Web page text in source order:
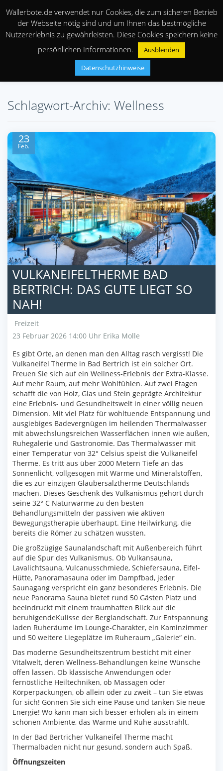
Schlagwort-Archiv: Wellness
23
Feb.
VULKANEIFELTHERME BAD
BERTRICH: DAS GUTE LIEGT SO
NAH!
Freizeit
23 Februar 2026 14:00 Uhr Erika Molle
Es gibt Orte, an denen man den Alltag rasch vergisst! Die
Vulkaneifel Therme in Bad Bertrich ist ein solcher Ort.
Freuen Sie sich auf ein Wellness-Erlebnis der Extra-Klasse.
Auf mehr Raum, auf mehr Wohlfühlen. Auf zwei Etagen
schafft die von Holz, Glas und Stein geprägte Architektur
eine Erlebnis- und Gesundheitswelt in einer völlig neuen
Dimension. Mit viel Platz für wohltuende Entspannung und
ausgiebiges Badevergnügen im heilenden Thermalwasser
mit abwechslungsreichen Wasserflächen innen wie außen,
Ruhegalerie und Gastronomie. Das Thermalwasser mit
einer Temperatur von 32° Celsius speist die Vulkaneifel
Therme. Es tritt aus über 2000 Metern Tiefe an das
Sonnenlicht, vollgesogen mit Wärme und Mineralstoffen,
die es zur einzigen Glaubersalztherme Deutschlands
machen. Dieses Geschenk des Vulkanismus gehört durch
seine 32° C Naturwärme zu den besten
Behandlungsmitteln der passiven wie aktiven
Bewegungstherapie überhaupt. Eine Heilwirkung, die
bereits die Römer zu schätzen wussten.
Die großzügige Saunalandschaft mit Außenbereich führt
auf die Spur des Vulkanismus. Ob Vulkansauna,
Lavalichtsauna, Vulcanusschmiede, Schiefersauna, Eifel-
Hütte, Panoramasauna oder im Dampfbad, jeder
Saunagang verspricht ein ganz besonderes Erlebnis. Die
neue Panorama Sauna bietet rund 50 Gästen Platz und
beeindruckt mit einem traumhaften Blick auf die
beruhigendeKulisse der Berglandschaft. Zur Entspannung
laden Ruheräume im Lounge-Charakter, ein Kaminzimmer
und 50 weitere Liegeplätze im Ruheraum „Galerie“ ein.
Das moderne Gesundheitszentrum besticht mit einer
Vitalwelt, deren Wellness-Behandlungen keine Wünsche
offen lassen. Ob klassische Anwendungen oder
fernöstliche Heiltechniken, ob Massagen oder
Körperpackungen, ob allein oder zu zweit – tun Sie etwas
für sich! Gönnen Sie sich eine Pause und tanken Sie neue
Energie! Wo kann man sich besser erholen als in einem
schönen Ambiente, das Wärme und Ruhe ausstrahlt.
In der Bad Bertricher Vulkaneifel Therme macht
Thermalbaden nicht nur gesund, sondern auch Spaß.
Öffnungszeiten
Wällerbote.de verwendet nur Cookies, die zum sicheren Betrieb
der Webseite nötig sind und um Ihnen das bestmögliche
Nutzererlebnis zu gewährleisten. Diese Cookies speichern keine
persönlichen Informationen.
Ausblenden
Datenschutzhinweise